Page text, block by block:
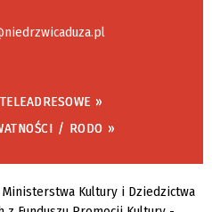
»
/ RODO »